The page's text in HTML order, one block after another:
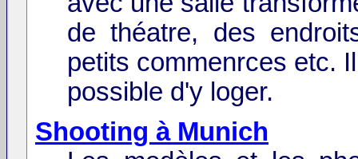
de théatre, des
petits commenrces etc.
possible d'y loger.
Shooting à Munich